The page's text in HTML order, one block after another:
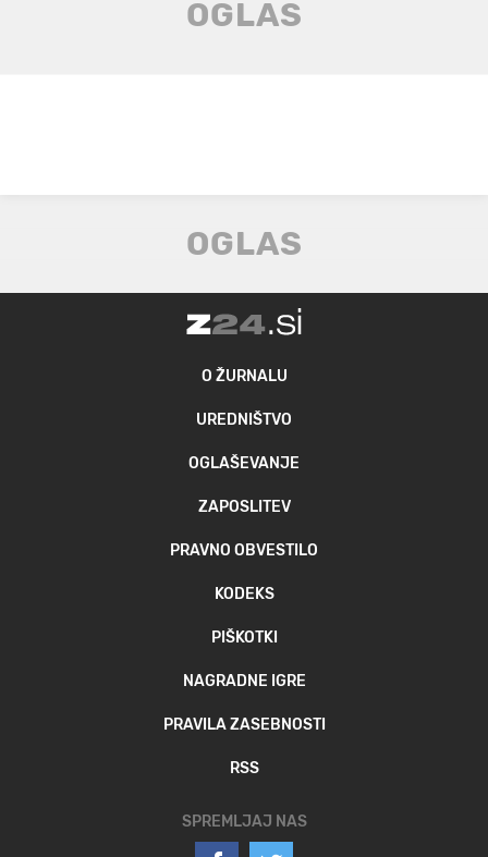
O ŽURNALU
UREDNIŠTVO
OGLAŠEVANJE
ZAPOSLITEV
PRAVNO OBVESTILO
KODEKS
PIŠKOTKI
NAGRADNE IGRE
PRAVILA ZASEBNOSTI
RSS
SPREMLJAJ NAS